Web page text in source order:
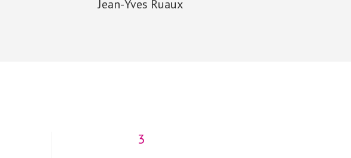
Jean-Yves Ruaux
3